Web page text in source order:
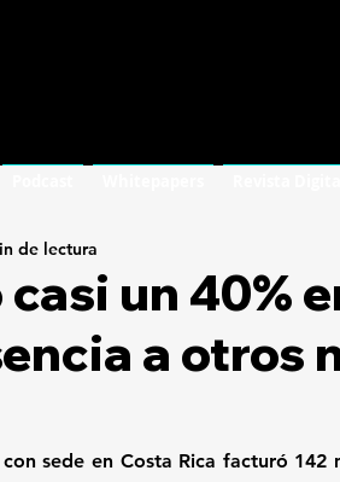
un 40%
a otros
de lectura
sede en Costa Rica facturó 142